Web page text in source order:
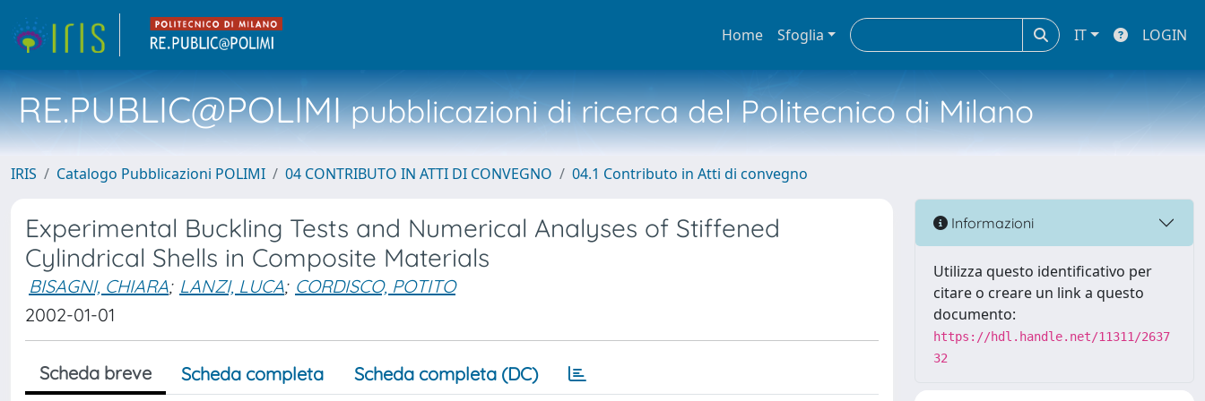
Home Sfoglia IT LOGIN
RE.PUBLIC@POLIMIpubblicazioni di ricerca del Politecnico di Milano
IRIS Catalogo Pubblicazioni POLIMI 04 CONTRIBUTO IN ATTI DI CONVEGNO 04.1 Contributo in Atti di convegno
Experimental Buckling Tests and Numerical Analyses of Stiffened
Cylindrical Shells in Composite Materials
BISAGNI, CHIARA; LANZI, LUCA; CORDISCO, POTITO
2002-01-01
Scheda breve Scheda completa Scheda completa (DC)
Informazioni
Utilizza questo identificativo per
citare o creare un link a questo
documento:
https://hdl.handle.net/11311/2637
32